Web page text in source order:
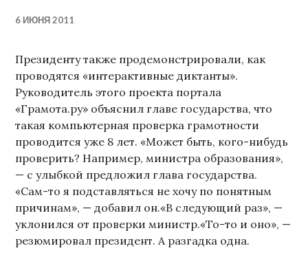
6 ИЮНЯ 2011
Президенту также продемонстрировали, как
проводятся «интерактивные диктанты».
Руководитель этого проекта портала
«Грамота.ру» объяснил главе государства, что
такая компьютерная проверка грамотности
проводится уже 8 лет. «Может быть, кого-нибудь
проверить? Например, министра образования»,
— с улыбкой предложил глава государства.
«Сам-то я подставляться не хочу по понятным
причинам», — добавил он.«В следующий раз», —
уклонился от проверки министр.«То-то и оно», —
резюмировал президент. А разгадка одна.